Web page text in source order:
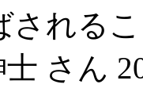
される
さん